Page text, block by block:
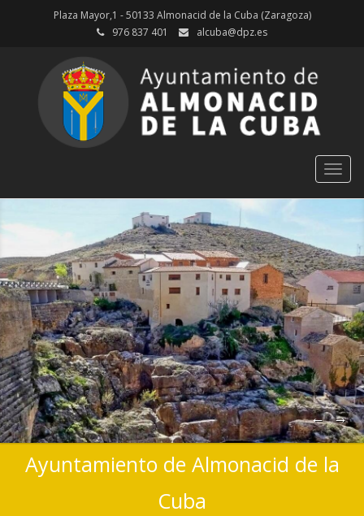
Plaza Mayor,1 - 50133 Almonacid de la Cuba (Zaragoza)
976 837 401
alcuba@dpz.es
← →
Ayuntamiento de Almonacid de la
Cuba